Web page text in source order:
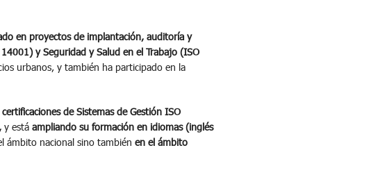
en proyectos de implantación, auditoría y
y Seguridad y Salud en el Trabajo (ISO
urbanos, y también ha participado en la
de Sistemas de Gestión ISO
y está ampliando su formación en idiomas (inglés
ámbito nacional sino también en el ámbito